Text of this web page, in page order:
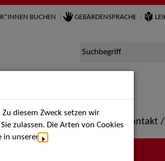
BUCHEN GEBÄRDENSPRACHE
Suchbegriff
Termine Portfolio Kontakt
diesem Zweck setzen wir
zulassen. Die Arten von Cookies
in unserer